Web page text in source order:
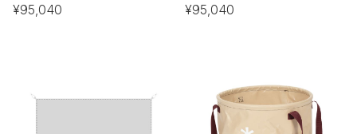
¥95,040 ¥95,040